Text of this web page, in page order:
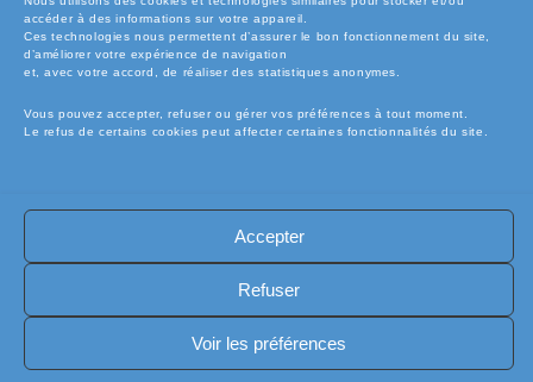
accéder à des informations sur votre appareil.
Ces technologies nous permettent d’assurer le bon fonctionnement du site,
d’améliorer votre expérience de navigation
et, avec votre accord, de réaliser des statistiques anonymes.
Vous pouvez accepter, refuser ou gérer vos préférences à tout moment.
Le refus de certains cookies peut affecter certaines fonctionnalités du site.
Accepter
Refuser
Voir les préférences
🧾Conditions Générales de Vente (CGV)
🧾 Mentions légales
🔐 Politique de confidentialité
🔐 Exercer mes droits RGPD
🍪 Politique de cookies (UE)
📦Livraisons et retours
🛡️ Assurance casse / perte
Copyright [electro-pieces-occase.fr]